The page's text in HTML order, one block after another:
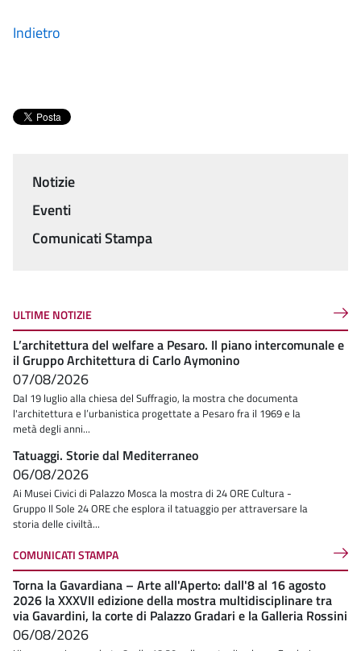
Indietro
Menu
Notizie
Eventi
Comunicati Stampa
ULTIME NOTIZIE
L’architettura del welfare a Pesaro. Il piano intercomunale e
il Gruppo Architettura di Carlo Aymonino
07/08/2026
Dal 19 luglio alla chiesa del Suffragio, la mostra che documenta
l'architettura e l’urbanistica progettate a Pesaro fra il 1969 e la
metà degli anni...
Tatuaggi. Storie dal Mediterraneo
06/08/2026
Ai Musei Civici di Palazzo Mosca la mostra di 24 ORE Cultura -
Gruppo Il Sole 24 ORE che esplora il tatuaggio per attraversare la
storia delle civiltà...
COMUNICATI STAMPA
Torna la Gavardiana – Arte all'Aperto: dall'8 al 16 agosto
2026 la XXXVII edizione della mostra multidisciplinare tra
via Gavardini, la corte di Palazzo Gradari e la Galleria Rossini
06/08/2026